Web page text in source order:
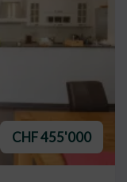
CHF 455'000